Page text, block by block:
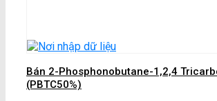
Bán 2-Phosphonobutane-1,2,4
(PBTC50%)